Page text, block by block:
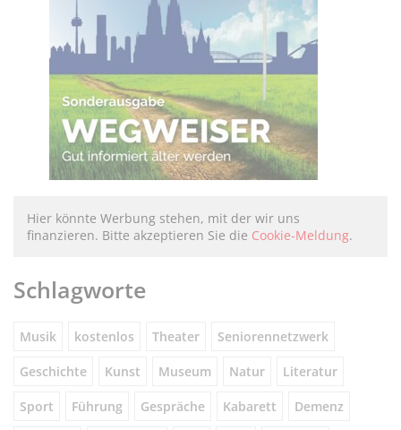
Hier könnte Werbung stehen, mit der wir uns
finanzieren. Bitte akzeptieren Sie die Cookie-Meldung.
Schlagworte
Musik kostenlos Theater Seniorennetzwerk
Geschichte Kunst Museum Natur Literatur
Sport Führung Gespräche Kabarett Demenz